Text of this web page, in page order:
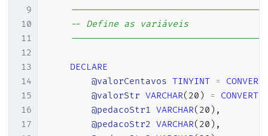
9
10
11
12
13
14
15
16
17
-- Define as variáveis
DECLARE
@valorCentavos TINYINT = CONVERT
@valorStr VARCHAR( 20 ) = CONVERT(
@pedacoStr1 VARCHAR( 20 ) ,
@pedacoStr2 VARCHAR( 20 ) ,